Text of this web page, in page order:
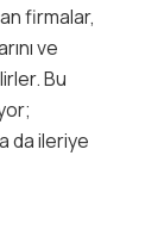
firmalar,
ve
Bu
da ileriye